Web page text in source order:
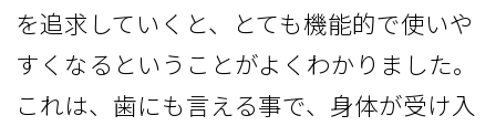
を追求していくと、とても機能的で使いや
すくなるということがよくわかりました。
これは、歯にも言える事で、身体が受け入